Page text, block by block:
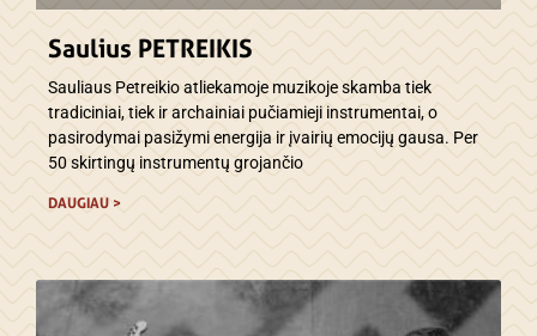
Saulius PETREIKIS
Sauliaus Petreikio atliekamoje muzikoje skamba tiek
tradiciniai, tiek ir archainiai pučiamieji instrumentai, o
pasirodymai pasižymi energija ir įvairių emocijų gausa. Per
50 skirtingų instrumentų grojančio
DAUGIAU >